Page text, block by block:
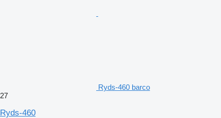
Ryds-460 barco
27
Ryds-460